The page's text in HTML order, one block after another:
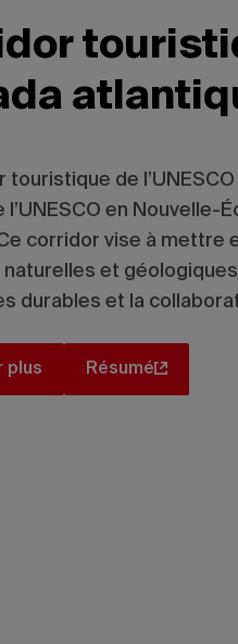
touristique de
l’UNESCO en
corridor vise à mettre
naturelles et
durables et la
plus Résumé